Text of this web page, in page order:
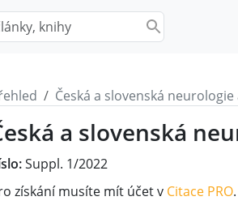
Česká a slovenská
a slovenská
Suppl. 1/2022
získání musíte mít účet v Citace PRO.